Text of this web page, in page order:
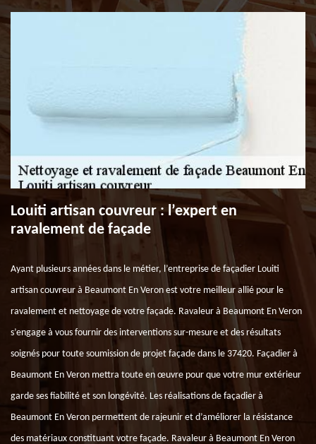
Louiti artisan couvreur : l’expert en
ravalement de façade
Ayant plusieurs années dans le métier, l’entreprise de façadier Louiti
artisan couvreur à Beaumont En Veron est votre meilleur allié pour le
ravalement et nettoyage de votre façade. Ravaleur à Beaumont En Veron
s’engage à vous fournir des interventions sur-mesure et des résultats
soignés pour toute soumission de projet façade dans le 37420. Façadier à
Beaumont En Veron mettra toute en œuvre pour que votre mur extérieur
garde ses fiabilité et son longévité. Les réalisations de façadier à
Beaumont En Veron permettent de rajeunir et d’améliorer la résistance
des matériaux constituant votre façade. Ravaleur à Beaumont En Veron